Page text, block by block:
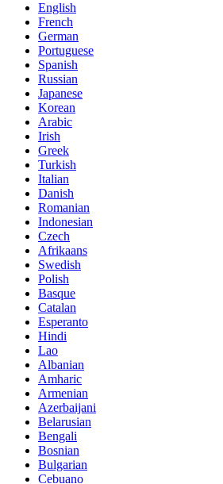
English
French
German
Portuguese
Spanish
Russian
Japanese
Korean
Arabic
Irish
Greek
Turkish
Italian
Danish
Romanian
Indonesian
Czech
Afrikaans
Swedish
Polish
Basque
Catalan
Esperanto
Hindi
Lao
Albanian
Amharic
Armenian
Azerbaijani
Belarusian
Bengali
Bosnian
Bulgarian
Cebuano